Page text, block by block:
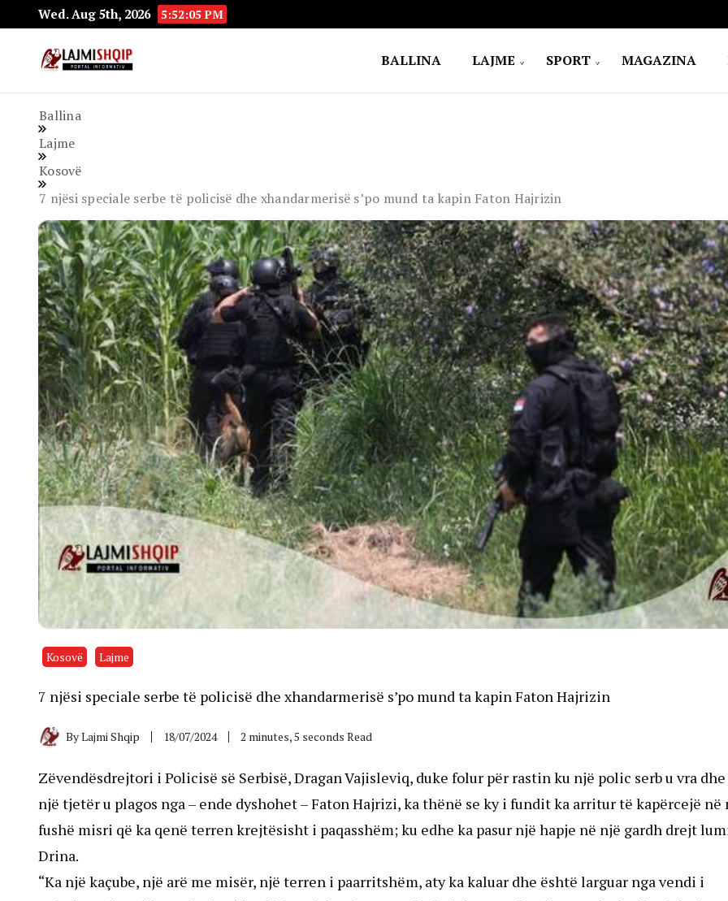
Wed. Aug 5th, 2026 5:52:07 PM
BALLINA LAJME SPORT MAGAZINA
Ballina
Lajme
Kosovë
7 njësi speciale serbe të policisë dhe xhandarmerisë s’po mund ta kapin Faton Hajrizin
Kosovë Lajme
7 njësi speciale serbe të policisë dhe xhandarmerisë s’po mund ta kapin Faton Hajrizin
ByLajmi Shqip 18/07/2024 2 minutes, 5 seconds Read
Zëvendësdrejtori i Policisë së Serbisë, Dragan Vajisleviq, duke folur për rastin ku një polic serb u vra dhe
një tjetër u plagos nga – ende dyshohet – Faton Hajrizi, ka thënë se ky i fundit ka arritur të kapërcejë në
fushë misri që ka qenë terren krejtësisht i paqasshëm; ku edhe ka pasur një hapje në një gardh drejt
Drina.
“Ka një kaçube, një arë me misër, një terren i paarritshëm, aty ka kaluar dhe është larguar nga vendi i